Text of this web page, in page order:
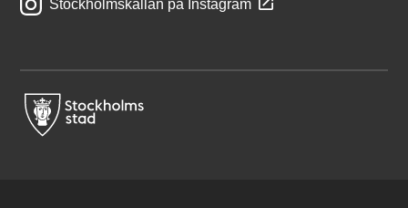
Stockholmskällan på Instagram